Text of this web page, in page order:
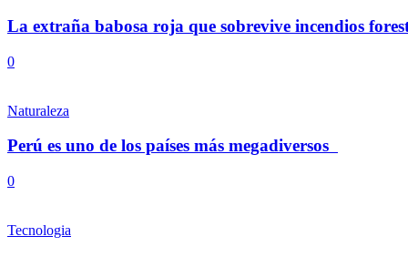
La extraña babosa roja que sobrevive incendios
0
Naturaleza
Perú es uno de los países más megadiversos
0
Tecnologia